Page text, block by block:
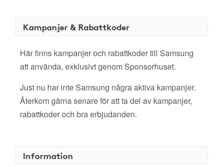
Kampanjer & Rabattkoder
Här finns kampanjer och rabattkoder till Samsung
att använda, exklusivt genom Sponsorhuset.
Just nu har inte Samsung några aktiva kampanjer.
Återkom gärna senare för att ta del av kampanjer,
rabattkoder och bra erbjudanden.
Information